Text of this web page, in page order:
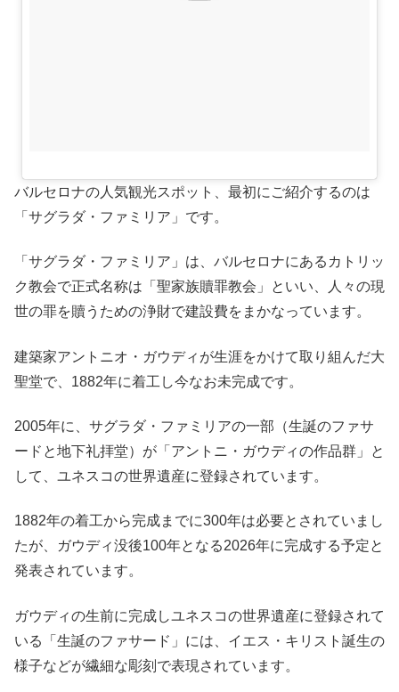
バルセロナの人気観光スポット、最初にご紹介するのは
「サグラダ・ファミリア」です。
「サグラダ・ファミリア」は、バルセロナにあるカトリッ
ク教会で正式名称は「聖家族贖罪教会」といい、人々の現
世の罪を贖うための浄財で建設費をまかなっています。
建築家アントニオ・ガウディが生涯をかけて取り組んだ大
聖堂で、1882年に着工し今なお未完成です。
2005年に、サグラダ・ファミリアの一部（生誕のファサ
ードと地下礼拝堂）が「アントニ・ガウディの作品群」と
して、ユネスコの世界遺産に登録されています。
1882年の着工から完成までに300年は必要とされていまし
たが、ガウディ没後100年となる2026年に完成する予定と
発表されています。
ガウディの生前に完成しユネスコの世界遺産に登録されて
いる「生誕のファサード」には、イエス・キリスト誕生の
様子などが繊細な彫刻で表現されています。